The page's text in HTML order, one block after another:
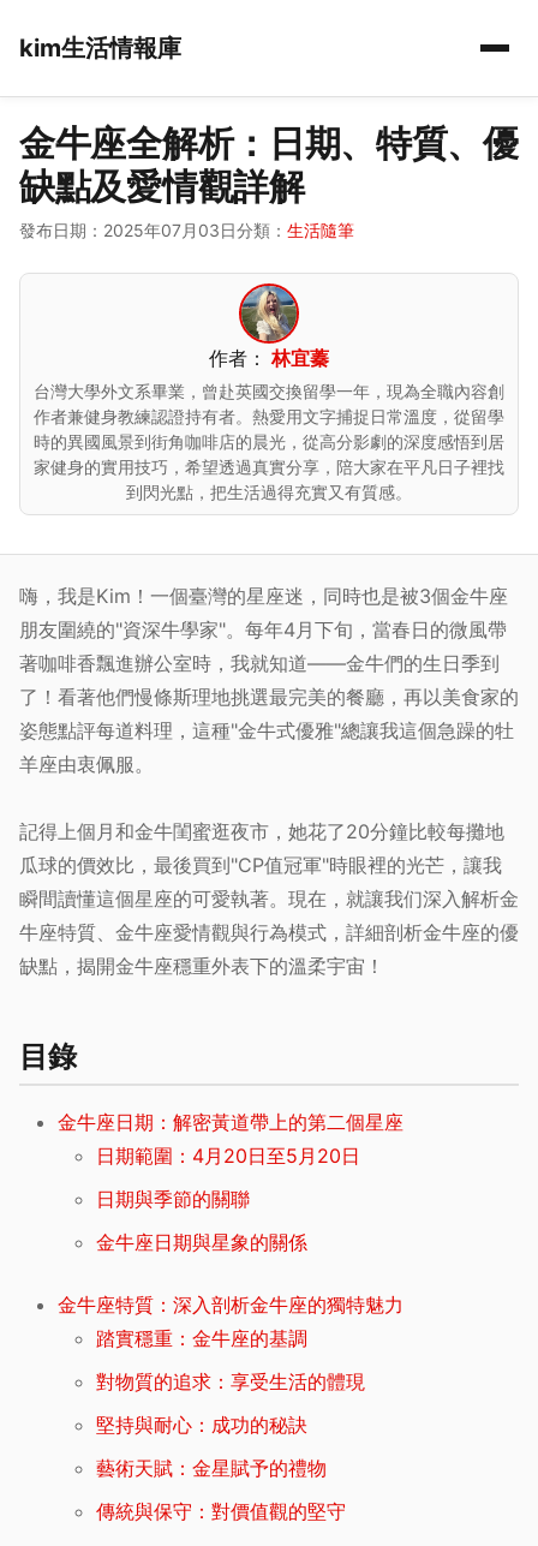
kim生活情報庫
金牛座全解析：日期、特質、優
缺點及愛情觀詳解
發布日期：2025年07月03日分類： 生活隨筆
作者：林宜蓁
台灣大學外文系畢業，曾赴英國交換留學一年，現為全職內容創
作者兼健身教練認證持有者。熱愛用文字捕捉日常溫度，從留學
時的異國風景到街角咖啡店的晨光，從高分影劇的深度感悟到居
家健身的實用技巧，希望透過真實分享，陪大家在平凡日子裡找
到閃光點，把生活過得充實又有質感。
嗨，我是Kim！一個臺灣的星座迷，同時也是被3個金牛座
朋友圍繞的"資深牛學家"。每年4月下旬，當春日的微風帶
著咖啡香飄進辦公室時，我就知道——金牛們的生日季到
了！看著他們慢條斯理地挑選最完美的餐廳，再以美食家的
姿態點評每道料理，這種"金牛式優雅"總讓我這個急躁的牡
羊座由衷佩服。
記得上個月和金牛閨蜜逛夜市，她花了20分鐘比較每攤地
瓜球的價效比，最後買到"CP值冠軍"時眼裡的光芒，讓我
瞬間讀懂這個星座的可愛執著。現在，就讓我们深入解析金
牛座特質、金牛座愛情觀與行為模式，詳細剖析金牛座的優
缺點，揭開金牛座穩重外表下的溫柔宇宙！
目錄
金牛座日期：解密黃道帶上的第二個星座
日期範圍：4月20日至5月20日
日期與季節的關聯
金牛座日期與星象的關係
金牛座特質：深入剖析金牛座的獨特魅力
踏實穩重：金牛座的基調
對物質的追求：享受生活的體現
堅持與耐心：成功的秘訣
藝術天賦：金星賦予的禮物
傳統與保守：對價值觀的堅守